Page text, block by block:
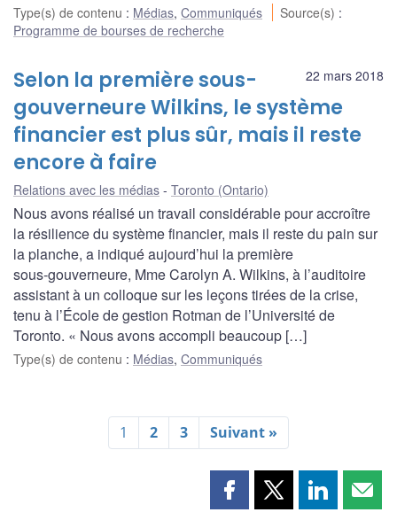
Type(s) de contenu : Médias, Communiqués Source(s) :
Programme de bourses de recherche
22 mars 2018
Selon la première sous-
gouverneure Wilkins, le système
financier est plus sûr, mais il reste
encore à faire
Relations avec les médias Toronto (Ontario)
Nous avons réalisé un travail considérable pour accroître
la résilience du système financier, mais il reste du pain sur
la planche, a indiqué aujourd’hui la première
sous‑gouverneure, Mme Carolyn A. Wilkins, à l’auditoire
assistant à un colloque sur les leçons tirées de la crise,
tenu à l’École de gestion Rotman de l’Université de
Toronto. « Nous avons accompli beaucoup […]
Type(s) de contenu : Médias, Communiqués
1 2 3 Suivant »
PartagerPartagerPartager